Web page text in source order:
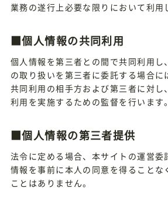
業務の遂行上必要な限りにおいて利用
■個人情報の共同利用
個人情報を第三者との間で共同利用し
の取り扱いを第三者に委託する場合に
共同利用の相手方および第三者に対し
利用を実施するための監督を行います。
■個人情報の第三者提供
法令に定める場合、本サイトの運営委
情報を事前に本人の同意を得ることな
ことはありません。